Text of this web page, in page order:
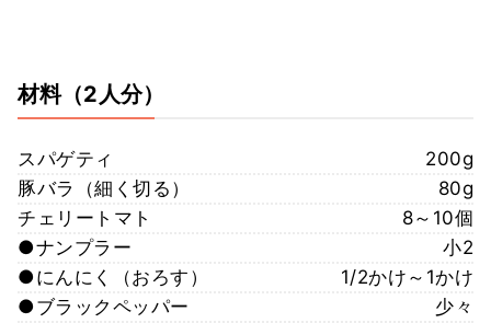
材料（2人分）
スパゲティ
200g
豚バラ（細く切る）
80g
チェリートマト
8～10個
●ナンプラー
小2
●にんにく（おろす）
1/2かけ～1かけ
●ブラックペッパー
少々